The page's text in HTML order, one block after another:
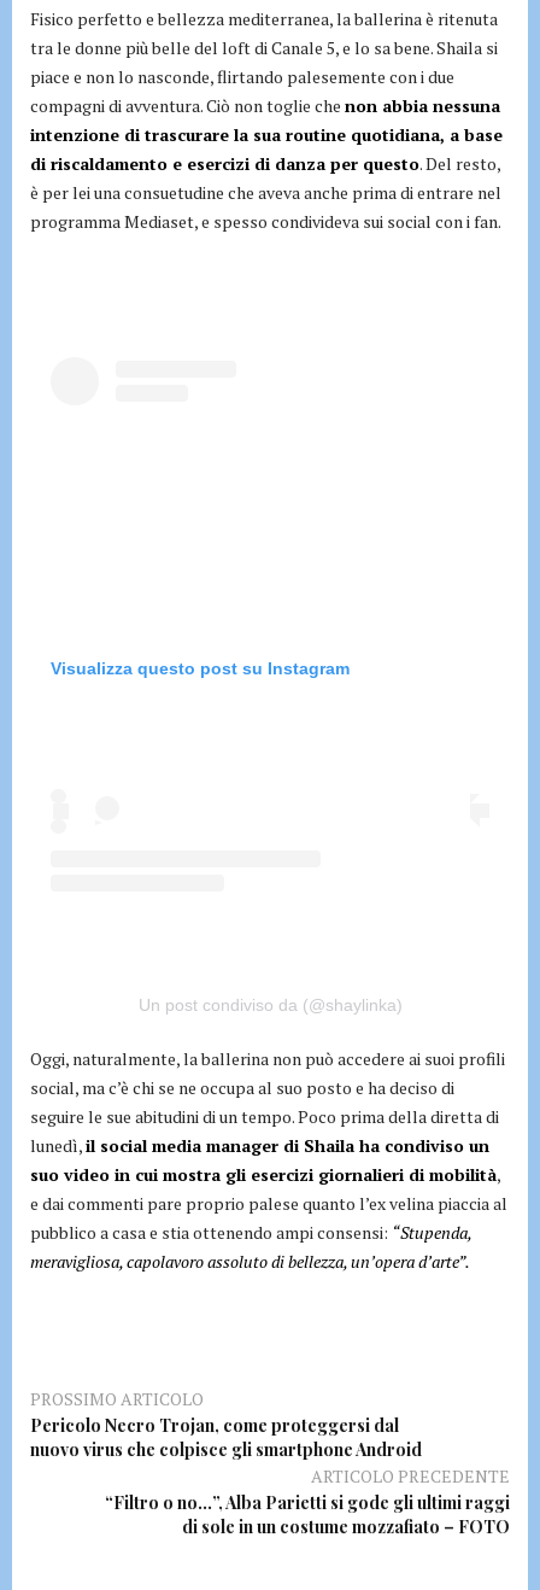
Fisico perfetto e bellezza mediterranea, la ballerina è ritenuta
tra le donne più belle del loft di Canale 5, e lo sa bene. Shaila si
piace e non lo nasconde, flirtando palesemente con i due
compagni di avventura. Ciò non toglie che non abbia nessuna
intenzione di trascurare la sua routine quotidiana, a base
di riscaldamento e esercizi di danza per questo. Del resto,
è per lei una consuetudine che aveva anche prima di entrare nel
programma Mediaset, e spesso condivideva sui social con i fan.
Visualizza questo post su Instagram
Un post condiviso da (@shaylinka)
Oggi, naturalmente, la ballerina non può accedere ai suoi profili
social, ma c’è chi se ne occupa al suo posto e ha deciso di
seguire le sue abitudini di un tempo. Poco prima della diretta di
lunedì,il social media manager di Shaila ha condiviso un
suo video in cui mostra gli esercizi giornalieri di mobilità,
e dai commenti pare proprio palese quanto l’ex velina piaccia al
pubblico a casa e stia ottenendo ampi consensi: “Stupenda,
meravigliosa, capolavoro assoluto di bellezza, un’opera d’arte”.
PROSSIMO ARTICOLO
Pericolo Necro Trojan, come proteggersi dal
nuovo virus che colpisce gli smartphone Android
ARTICOLO PRECEDENTE
“Filtro o no…”, Alba Parietti si gode gli ultimi raggi
di sole in un costume mozzafiato – FOTO